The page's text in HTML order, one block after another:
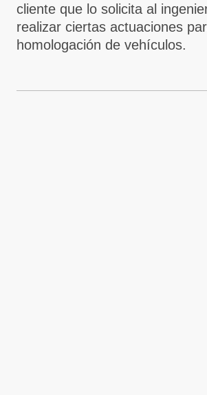
cliente que lo solicita al
realizar ciertas actuaciones
homologación de vehículos.